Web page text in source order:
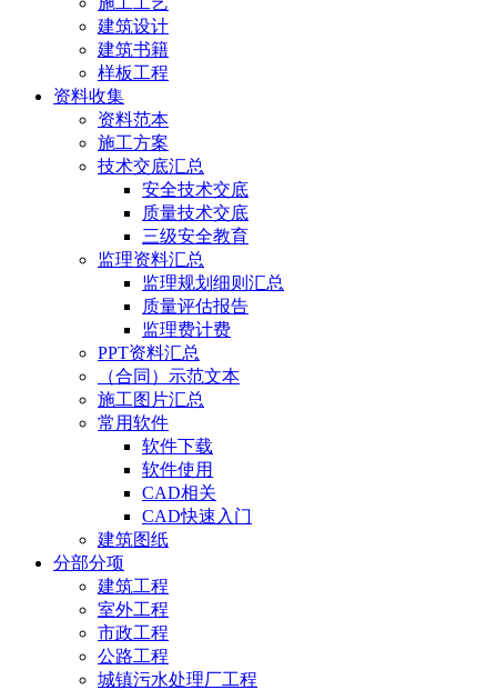
建筑设计
建筑书籍
样板工程
资料收集
资料范本
施工方案
技术交底汇总
安全技术交底
质量技术交底
三级安全教育
监理资料汇总
监理规划细则汇总
质量评估报告
监理费计费
PPT资料汇总
（合同）示范文本
施工图片汇总
常用软件
软件下载
软件使用
CAD相关
CAD快速入门
建筑图纸
分部分项
建筑工程
室外工程
市政工程
公路工程
城镇污水处理厂工程